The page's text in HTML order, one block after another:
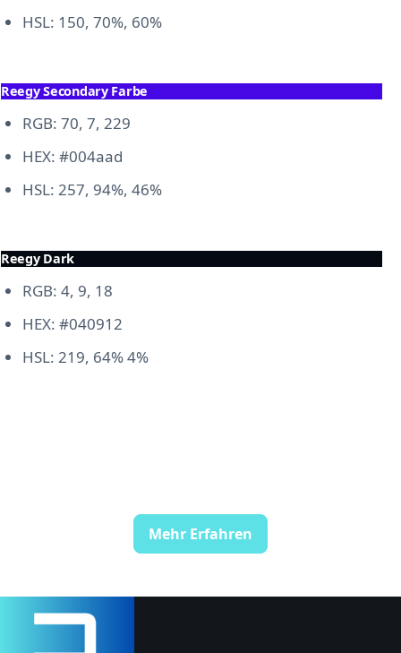
HSL: 150, 70%, 60%
Reegy Secondary Farbe
RGB: 70, 7, 229
HEX: #004aad
HSL: 257, 94%, 46%
Reegy Dark
RGB: 4, 9, 18
HEX: #040912
HSL: 219, 64% 4%
Mehr Erfahren